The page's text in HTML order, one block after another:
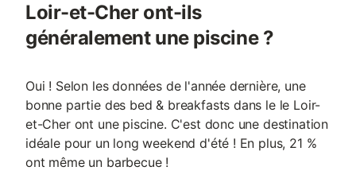
Loir-et-Cher ont-ils
généralement une piscine ?
Oui ! Selon les données de l'année dernière, une
bonne partie des bed & breakfasts dans le le Loir-
et-Cher ont une piscine. C'est donc une destination
idéale pour un long weekend d'été ! En plus, 21 %
ont même un barbecue !